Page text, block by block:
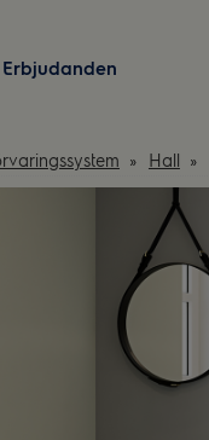
Erbjudanden
Hall